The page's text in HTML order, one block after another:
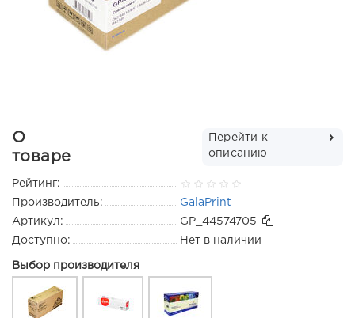
О
товаре
Перейти к
описанию
Рейтинг:
Производитель:
GalaPrint
Артикул:
GP_44574705
Доступно:
Нет в наличии
Выбор производителя